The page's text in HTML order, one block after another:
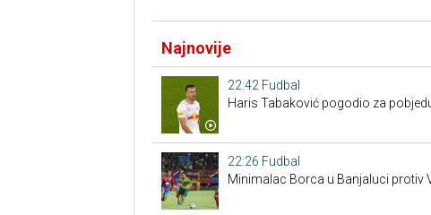
Najnovije
22:42 Fudbal
Haris Tabaković pogodio za
22:26 Fudbal
Minimalac Borca u Banjaluci protiv